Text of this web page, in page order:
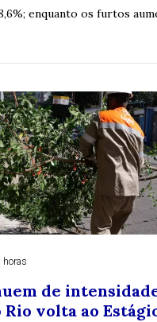
enquanto os furtos
horas
de
volta ao